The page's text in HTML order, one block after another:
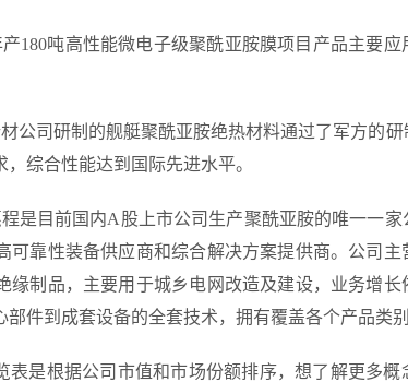
产180吨高性能微电子级聚酰亚胺膜项目产品主要
公司研制的舰艇聚酰亚胺绝热材料通过了军方的
综合性能达到国际先进水平。
程是目前国内A股上市公司生产聚酰亚胺的唯一一
可靠性装备供应商和综合解决方案提供商。公司主
缘制品，主要用于城乡电网改造及建设，业务增长
件到成套设备的全套技术，拥有覆盖各个产品类别
表是根据公司市值和市场份额排序，想了解更多